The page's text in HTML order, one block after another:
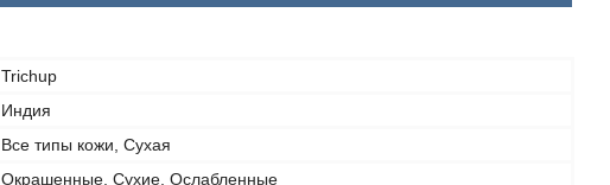
Trichup
Индия
Все типы кожи, Сухая
Окрашенные, Сухие, Ослабленные